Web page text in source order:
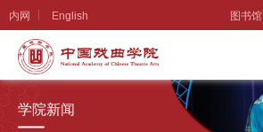
内网 English 图书馆
学
院
概
学院新闻